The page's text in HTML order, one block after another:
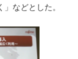
などとした。